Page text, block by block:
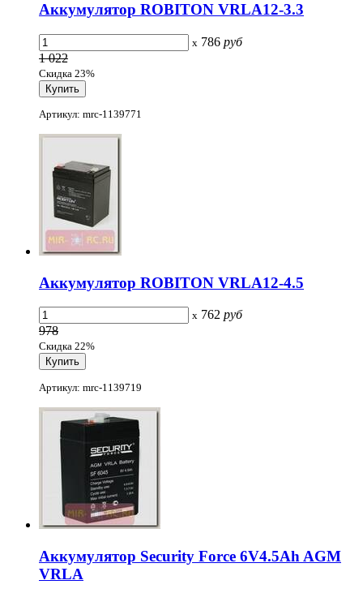
Аккумулятор ROBITON VRLA12-3.3
x 786 руб
1 022
Скидка 23%
Артикул: mrc-1139771
Аккумулятор ROBITON VRLA12-4.5
x 762 руб
978
Скидка 22%
Артикул: mrc-1139719
Аккумулятор Security Force 6V4.5Ah AGM
VRLA